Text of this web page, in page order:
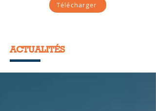
Télécharger
ACTUALITÉS